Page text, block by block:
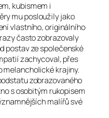
kubismem i
mu posloužily jako
vlastního, originálního
často zobrazovaly
postav ze společenské
zachycoval, přes
melancholické krajiny.
zobrazovaného
s osobitým rukopisem
malířů své